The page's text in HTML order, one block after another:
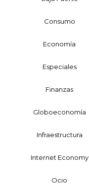
Consumo
Economía
Especiales
Finanzas
Globoeconomía
Infraestructura
Internet Economy
Ocio